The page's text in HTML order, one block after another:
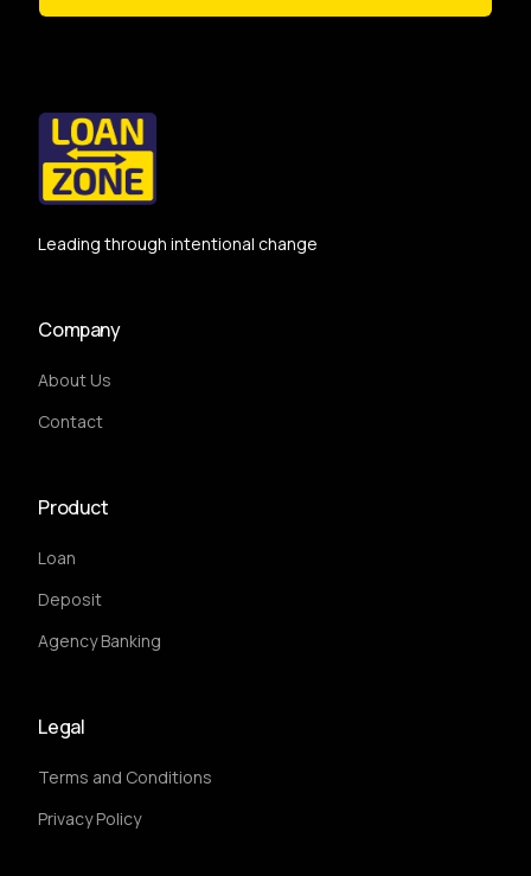
Leading through intentional change
Company
About Us
Contact
Product
Loan
Deposit
Agency Banking
Legal
Terms and Conditions
Privacy Policy